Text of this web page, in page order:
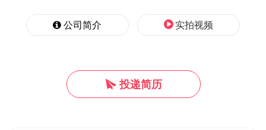
公司简介 实拍视频
投递简历